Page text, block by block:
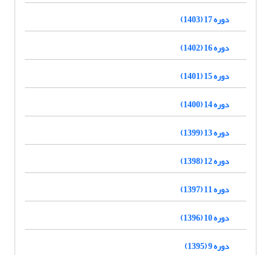
دوره 17 (1403)
دوره 16 (1402)
دوره 15 (1401)
دوره 14 (1400)
دوره 13 (1399)
دوره 12 (1398)
دوره 11 (1397)
دوره 10 (1396)
دوره 9 (1395)